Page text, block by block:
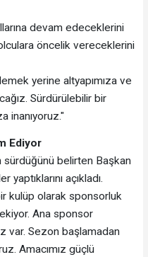
devam edeceklerini
öncelik vereceklerini
yerine altyapımıza ve
Sürdürülebilir bir
inanıyoruz."
Ediyor
sürdüğünü belirten Başkan
açıkladı.
kulüp olarak sponsorluk
Ana sponsor
var. Sezon başlamadan
Amacımız güçlü